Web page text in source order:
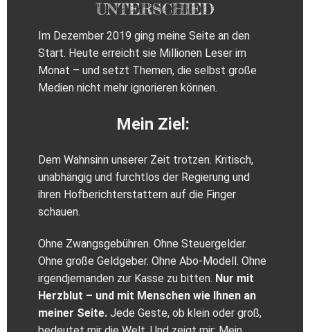
UNTERSCHIED
Im Dezember 2019 ging meine Seite an den
Start. Heute erreicht sie Millionen Leser im
Monat – und setzt Themen, die selbst große
Medien nicht mehr ignorieren können.
Mein Ziel:
Dem Wahnsinn unserer Zeit trotzen. Kritisch,
unabhängig und furchtlos der Regierung und
ihren Hofberichterstattern auf die Finger
schauen.
Ohne Zwangsgebühren. Ohne Steuergelder.
Ohne große Geldgeber. Ohne Abo-Modell. Ohne
irgendjemanden zur Kasse zu bitten. Nur mit
Herzblut – und mit Menschen wie Ihnen an
meiner Seite. Jede Geste, ob klein oder groß,